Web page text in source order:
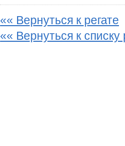
«« Вернуться к регате
«« Вернуться к списку